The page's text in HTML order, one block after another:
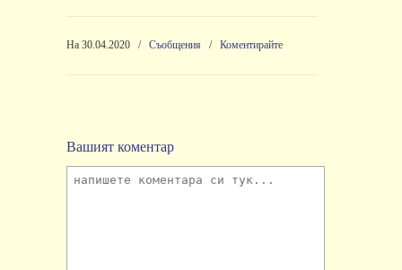
На 30.04.2020 / Съобщения / Коментирайте
Вашият коментар